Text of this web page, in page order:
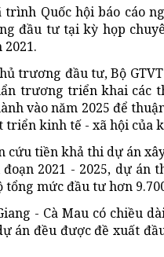
trình Quốc hội báo cáo
đầu tư tại kỳ họp
trương đầu tư, Bộ
trương triển khai các
vào năm 2025 để
kinh tế - xã hội của
cứu tiền khả thi dự án
2021 - 2025, dự án
tổng mức đầu tư hơn
- Cà Mau có chiều
án đều được đề xuất